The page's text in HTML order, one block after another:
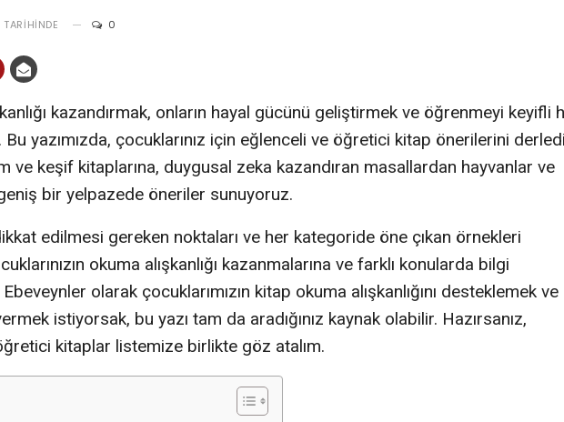
TARIHINDE 0
kazandırmak, onların hayal gücünü geliştirmek ve öğrenmeyi keyifli
yazımızda, çocuklarınız için eğlenceli ve öğretici kitap önerilerini
ve keşif kitaplarına, duygusal zeka kazandıran masallardan hayvanlar ve
bir yelpazede öneriler sunuyoruz.
edilmesi gereken noktaları ve her kategoride öne çıkan örnekleri
okuma alışkanlığı kazanmalarına ve farklı konularda bilgi
olarak çocuklarımızın kitap okuma alışkanlığını desteklemek ve
istiyorsak, bu yazı tam da aradığınız kaynak olabilir. Hazırsanız,
kitaplar listemize birlikte göz atalım.